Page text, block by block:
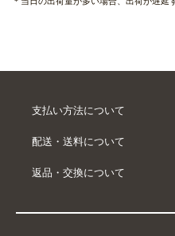
支払い方法について
配送・送料について
返品・交換について